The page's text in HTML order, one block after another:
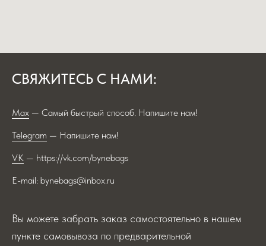
СВЯЖИТЕСЬ С НАМИ:
Max — Самый быстрый способ. Напишите нам!
Telegram — Напишите нам!
VK — https://vk.com/bynebags
E-mail: bynebags@inbox.ru
Вы можете забрать заказ самостоятельно в нашем
пункте самовывоза по предварительной